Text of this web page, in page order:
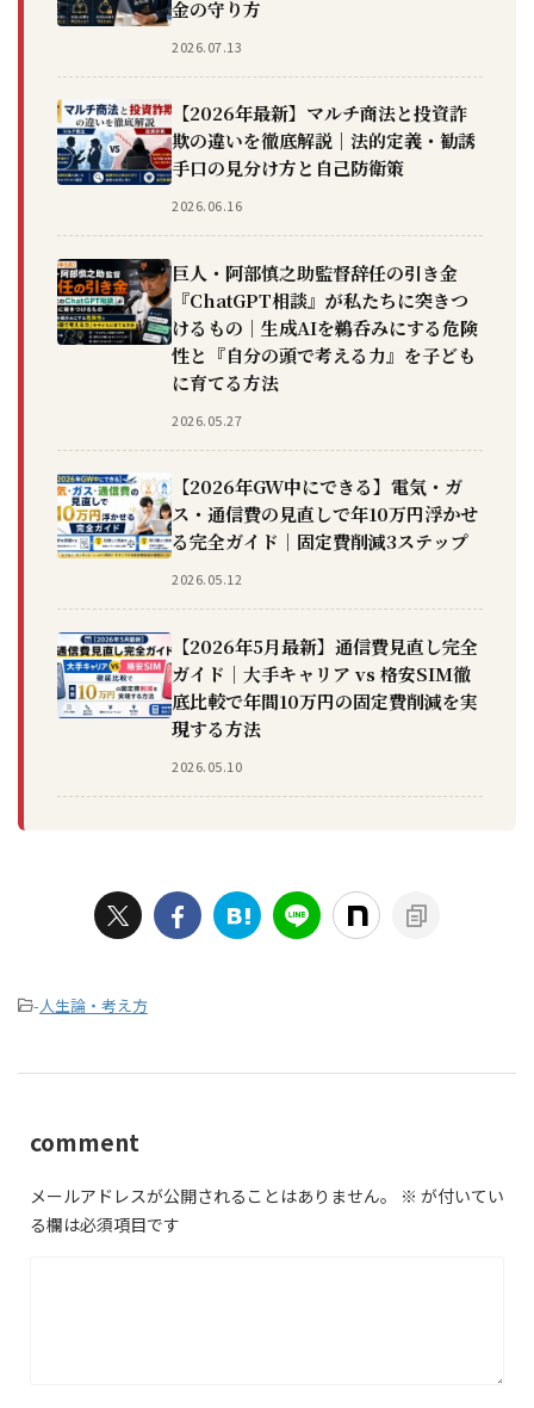
金の守り方
2026.07.13
【2026年最新】マルチ商法と投資詐
欺の違いを徹底解説｜法的定義・勧誘
手口の見分け方と自己防衛策
2026.06.16
巨人・阿部慎之助監督辞任の引き金
『ChatGPT相談』が私たちに突きつ
けるもの｜生成AIを鵜呑みにする危険
性と『自分の頭で考える力』を子ども
に育てる方法
2026.05.27
【2026年GW中にできる】電気・ガ
ス・通信費の見直しで年10万円浮かせ
る完全ガイド｜固定費削減3ステップ
2026.05.12
【2026年5月最新】通信費見直し完全
ガイド｜大手キャリア vs 格安SIM徹
底比較で年間10万円の固定費削減を実
現する方法
2026.05.10
-人生論・考え方
comment
メールアドレスが公開されることはありません。 ※ が付いてい
る欄は必須項目です